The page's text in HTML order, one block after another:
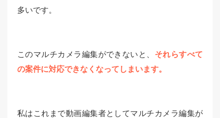
多いです。
このマルチカメラ編集ができないと、 それらすべて
の案件に対応できなくなってしまいます。
私はこれまで動画編集者としてマルチカメラ編集が